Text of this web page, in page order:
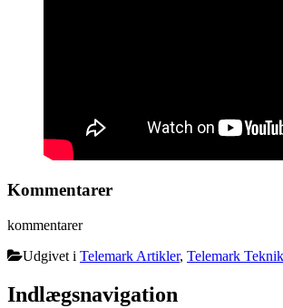
Kommentarer
kommentarer
Udgivet i Telemark Artikler, Telemark Teknik
Indlægsnavigation